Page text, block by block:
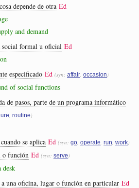
depende de otra Ed
and demand
social formal u oficial Ed
especificado Ed (syn: affair occasion )
of social functions
de pasos, parte de un programa informático
routine )
se aplica Ed (syn: go operate run work)
o función Ed (syn: serve )
desk
a una oficina, lugar o función en particular Ed